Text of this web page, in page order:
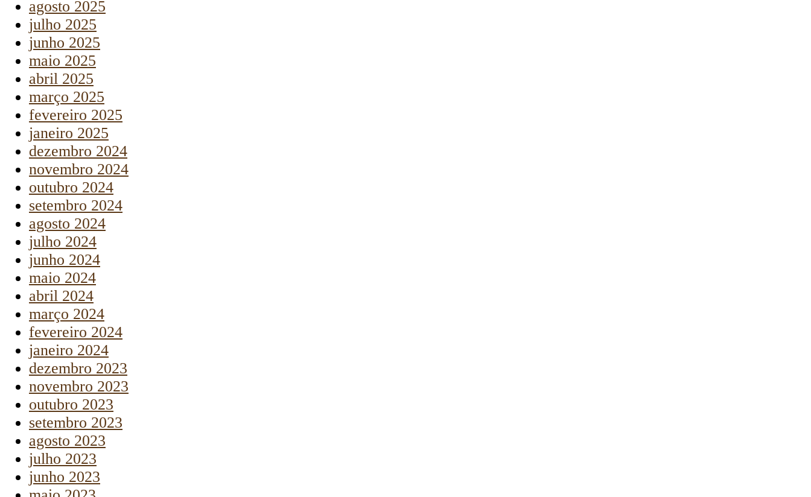
agosto 2025
julho 2025
junho 2025
maio 2025
abril 2025
março 2025
fevereiro 2025
janeiro 2025
dezembro 2024
novembro 2024
outubro 2024
setembro 2024
agosto 2024
julho 2024
junho 2024
maio 2024
abril 2024
março 2024
fevereiro 2024
janeiro 2024
dezembro 2023
novembro 2023
outubro 2023
setembro 2023
agosto 2023
julho 2023
junho 2023